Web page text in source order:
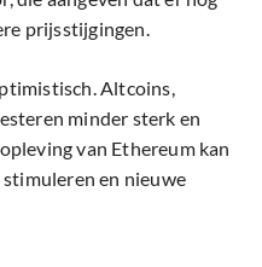
prijsstijgingen.
Altcoins,
minder sterk en
van Ethereum kan
en nieuwe